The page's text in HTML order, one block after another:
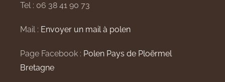
Tel : 06 38 41 90 73
Mail : Envoyer un mail à polen
Page Facebook : Polen Pays de Ploërmel
Bretagne